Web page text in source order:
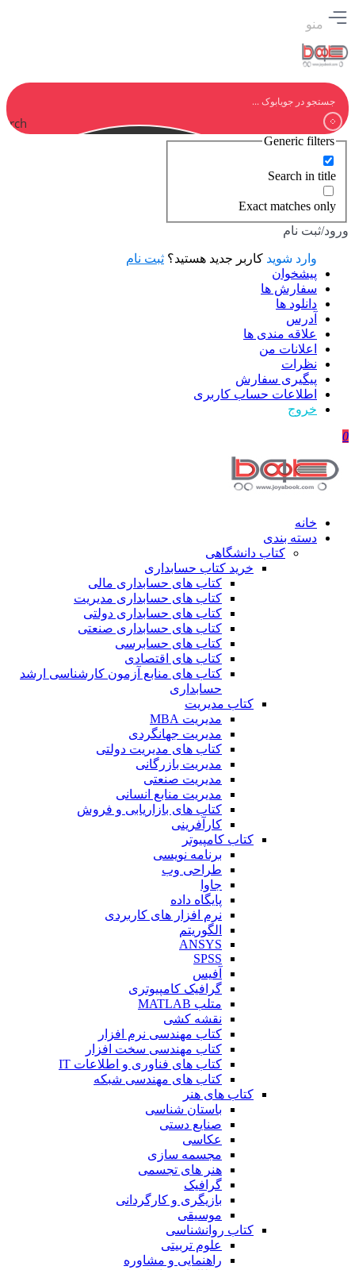
منو
Generic filters
Search in title
Exact matches only
ورود/ثبت نام
وارد شوید کاربر جدید هستید؟ ثبت نام
پیشخوان
سفارش ها
دانلود ها
آدرس
علاقه مندی ها
اعلانات من
نظرات
پیگیری سفارش
اطلاعات حساب كاربری
خروج
0
خانه
دسته بندی
کتاب دانشگاهی
خرید کتاب حسابداری
کتاب های حسابداری مالی
کتاب های حسابداری مدیریت
کتاب های حسابداری دولتی
کتاب های حسابداری صنعتی
کتاب های حسابرسی
کتاب های اقتصادی
کتاب های منابع آزمون کارشناسی ارشد
حسابداری
کتاب مدیریت
مدیریت MBA
مدیریت جهانگردی
کتاب های مدیریت دولتی
مدیریت بازرگانی
مدیریت صنعتی
مدیریت منابع انسانی
کتاب های بازاریابی و فروش
کارآفرینی
کتاب کامپیوتر
برنامه نویسی
طراحی وب
جاوا
پایگاه داده
نرم افزار های کاربردی
الگوریتم
ANSYS
SPSS
آفیس
گرافیک کامپیوتری
متلب MATLAB
نقشه کشی
کتاب مهندسی نرم افزار
کتاب مهندسی سخت افزار
کتاب های فناوری و اطلاعات IT
کتاب های مهندسی شبکه
کتاب های هنر
باستان شناسی
صنایع دستی
عکاسی
مجسمه سازی
هنر های تجسمی
گرافیک
بازیگری و کارگردانی
موسیقی
کتاب روانشناسی
علوم تربیتی
راهنمایی و مشاوره